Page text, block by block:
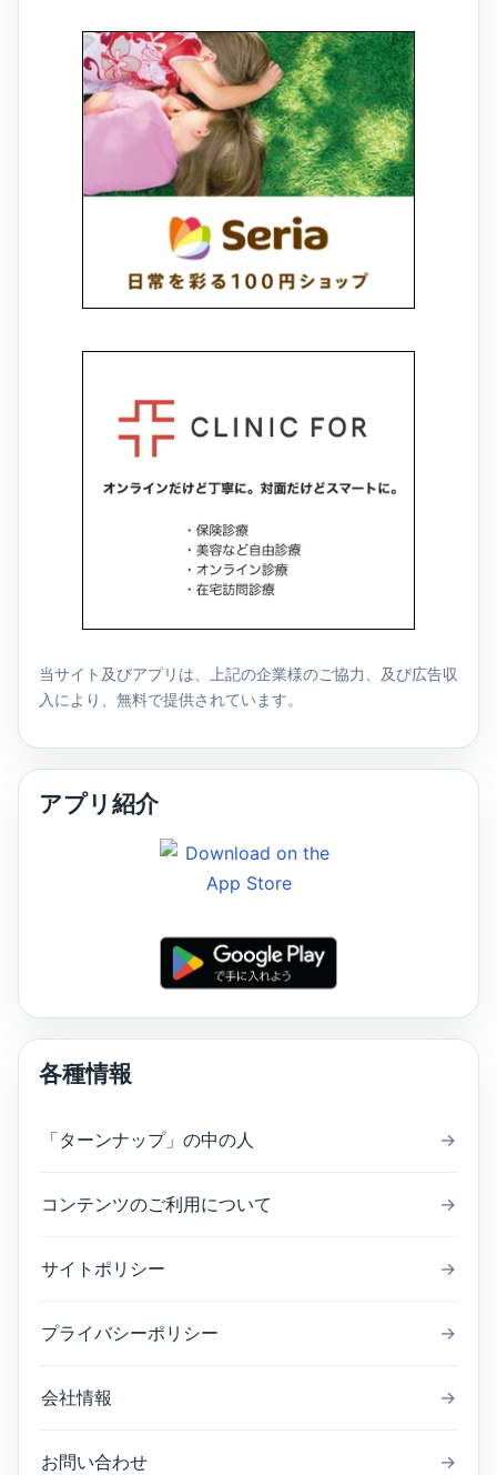
当サイト及びアプリは、上記の企業様のご協力、及び広告収
入により、無料で提供されています。
アプリ紹介
各種情報
「ターンナップ」の中の人 →
コンテンツのご利用について →
サイトポリシー →
プライバシーポリシー →
会社情報 →
お問い合わせ →